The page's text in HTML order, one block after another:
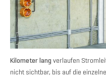
Kilometer lang verlaufen
nicht sichtbar, bis auf die